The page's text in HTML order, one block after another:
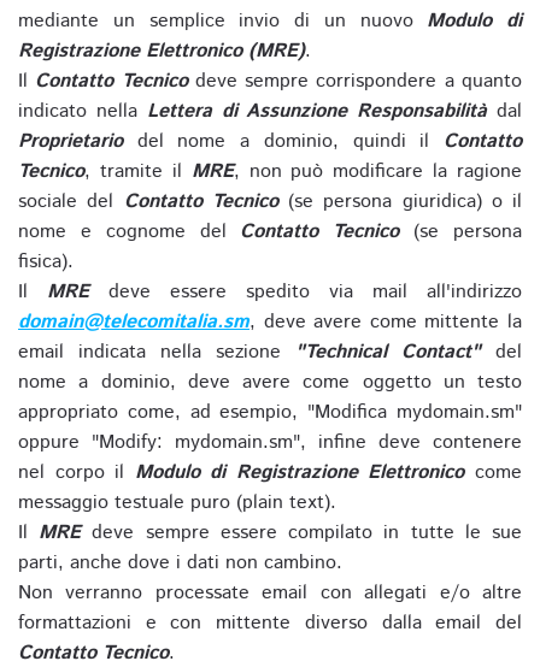
mediante un semplice invio di un nuovo Modulo di
Registrazione Elettronico (MRE).
Il Contatto Tecnicodeve sempre corrispondere a quanto
indicato nella Lettera di Assunzione Responsabilitàdal
Proprietariodel nome a dominio, quindi il Contatto
Tecnico, tramite il MRE, non può modificare la ragione
sociale del Contatto Tecnico(se persona giuridica) o il
nome e cognome del Contatto Tecnico(se persona
fisica).
Il MREdeve essere spedito via mail all'indirizzo
domain@telecomitalia.sm, deve avere come mittente la
email indicata nella sezione
"Technical Contact"del
nome a dominio, deve avere come oggetto un testo
appropriato come, ad esempio, "Modifica mydomain.sm"
oppure "Modify: mydomain.sm", infine deve contenere
nel corpo il Modulo di Registrazione Elettronicocome
messaggio testuale puro (plain text).
Il MREdeve sempre essere compilato in tutte le sue
parti, anche dove i dati non cambino.
Non verranno processate email con allegati e/o altre
formattazioni e con mittente diverso dalla email del
Contatto Tecnico.